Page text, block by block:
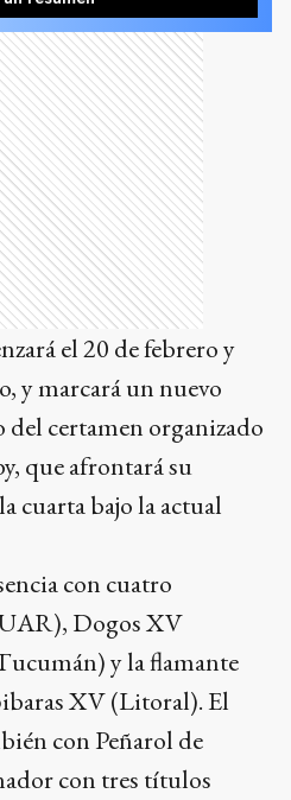
el 20 de febrero y
y marcará un nuevo
del certamen organizado
que afrontará su
cuarta bajo la actual
con cuatro
Dogos XV
y la flamante
XV (Litoral). El
con Peñarol de
con tres títulos